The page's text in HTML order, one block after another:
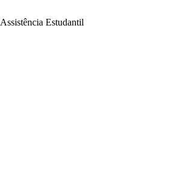
Assistência Estudantil